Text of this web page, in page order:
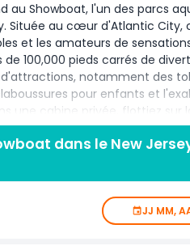
au Showboat, l'un des parcs
Située au cœur d'Atlantic City,
et les amateurs de
100,000 pieds carrés de
notamment des
pour enfants et
une cabine privée, flottiez sur
pour tous les goûts. De plus,
Profitez d'une variété
fêtes disponibles pour les
d'Atlantic City avec une
recherche d'un divertissement
inoubliables avec cette
Réservez vos billets
dans le New
JJ MM,